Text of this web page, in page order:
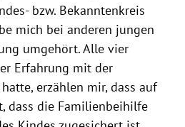
bzw. Bekanntenkreis
mich bei anderen jungen
umgehört. Alle vier
Erfahrung mit der
erzählen mir, dass auf
dass die Familienbeihilfe